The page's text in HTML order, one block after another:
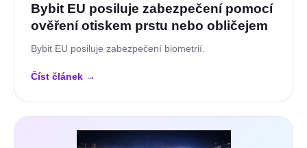
Bybit EU posiluje zabezpečení pomocí
ověření otiskem prstu nebo obličejem
Bybit EU posiluje zabezpečení biometrií.
Číst článek →